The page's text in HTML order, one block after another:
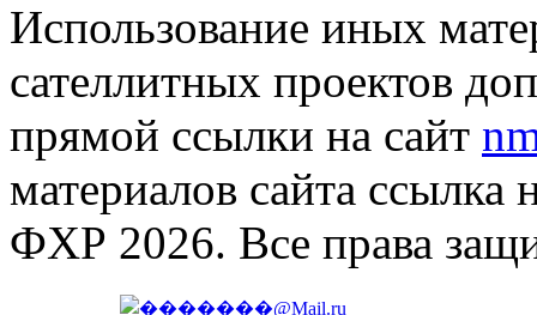
Использование иных
сателлитных проектов
прямой ссылки на сайт
материалов сайта ссылка
ФХР 2026. Все права